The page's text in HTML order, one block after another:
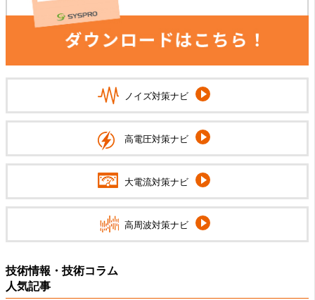
ノイズ対策ナビ
高電圧対策ナビ
大電流対策ナビ
高周波対策ナビ
技術情報・技術コラム
人気記事